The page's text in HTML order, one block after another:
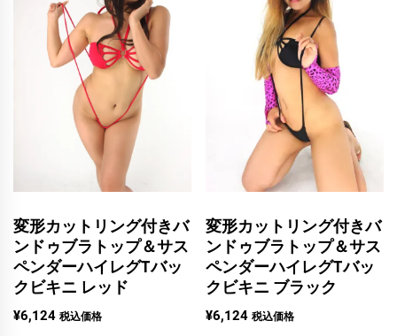
変形カットリング付きバ
ンドゥブラトップ＆サス
ペンダーハイレグTバッ
クビキニ レッド
¥6,124 税込価格
変形カットリング付きバ
ンドゥブラトップ＆サス
ペンダーハイレグTバッ
クビキニ ブラック
¥6,124 税込価格